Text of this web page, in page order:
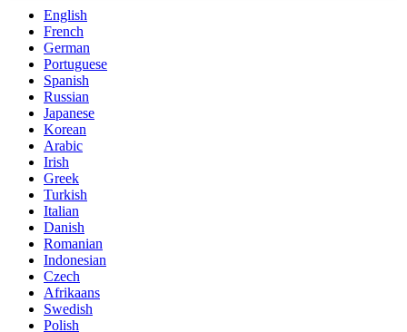
English
French
German
Portuguese
Spanish
Russian
Japanese
Korean
Arabic
Irish
Greek
Turkish
Italian
Danish
Romanian
Indonesian
Czech
Afrikaans
Swedish
Polish